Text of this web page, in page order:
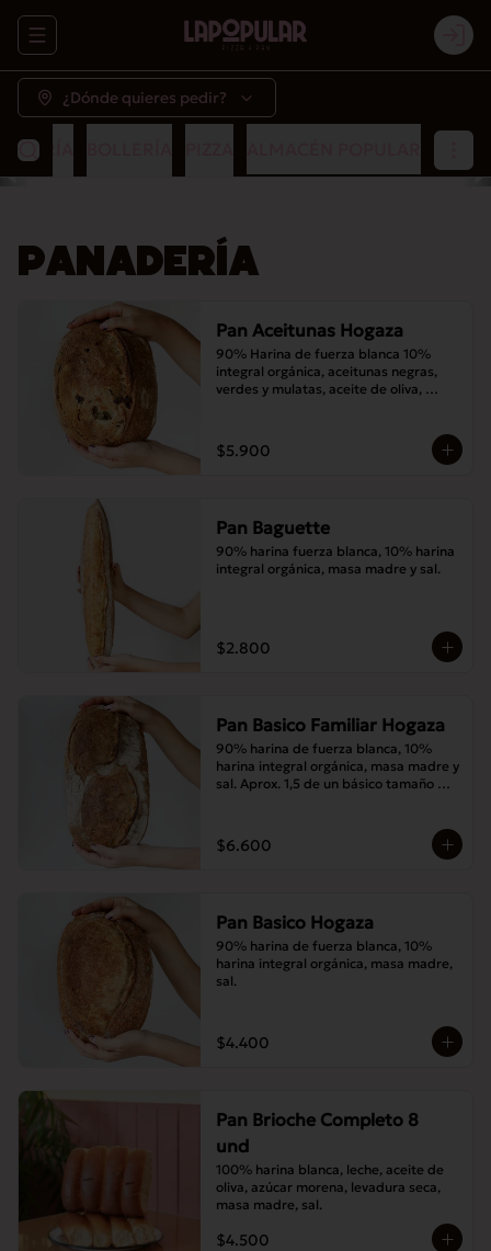
Abrir menu de navegación
¿Dónde quieres pedir?
PANADERÍA
Pan Aceitunas Hogaza
90% Harina de fuerza blanca 10%
integral orgánica, aceitunas negras,
verdes y mulatas, aceite de oliva,
$5.900
Pan Baguette
90% harina fuerza blanca, 10% harina
integral orgánica, masa madre y sal.
$2.800
Pan Basico Familiar Hogaza
90% harina de fuerza blanca, 10%
harina integral orgánica, masa madre y
sal. Aprox. 1,5 de un básico tamaño
$6.600
Pan Basico Hogaza
90% harina de fuerza blanca, 10%
harina integral orgánica, masa madre,
sal.
$4.400
Pan Brioche Completo 8
und
100% harina blanca, leche, aceite de
oliva, azúcar morena, levadura seca,
masa madre, sal.
$4.500